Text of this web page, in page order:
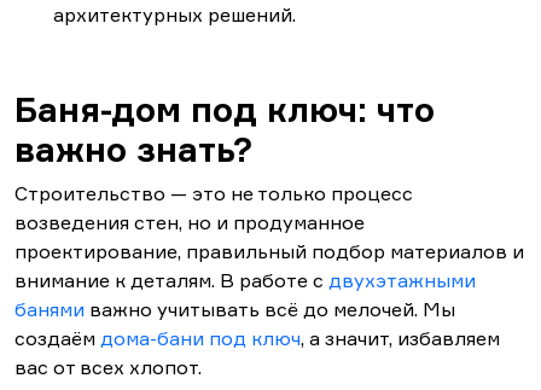
архитектурных решений.
Баня-дом под ключ: что
важно знать?
Строительство — это не только процесс
возведения стен, но и продуманное
проектирование, правильный подбор материалов и
внимание к деталям. В работе с двухэтажными
банями важно учитывать всё до мелочей. Мы
создаём дома-бани под ключ, а значит, избавляем
вас от всех хлопот.